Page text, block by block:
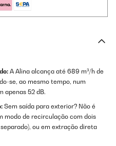
A Alina alcança até 689 m³/h de
se, ao mesmo tempo, num
apenas 52 dB.
Sem saída para exterior? Não é
modo de recirculação com dois
ou em extração direta